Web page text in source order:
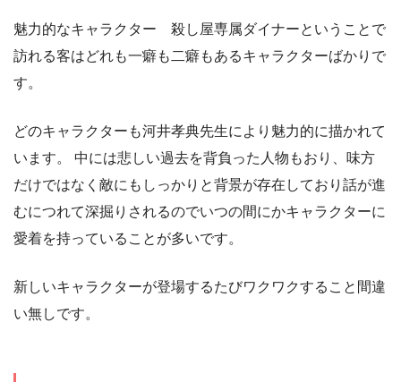
魅力的なキャラクター 殺し屋専属ダイナーということで
訪れる客はどれも一癖も二癖もあるキャラクターばかりで
す。
どのキャラクターも河井孝典先生により魅力的に描かれて
います。 中には悲しい過去を背負った人物もおり、味方
だけではなく敵にもしっかりと背景が存在しており話が進
むにつれて深掘りされるのでいつの間にかキャラクターに
愛着を持っていることが多いです。
新しいキャラクターが登場するたびワクワクすること間違
い無しです。